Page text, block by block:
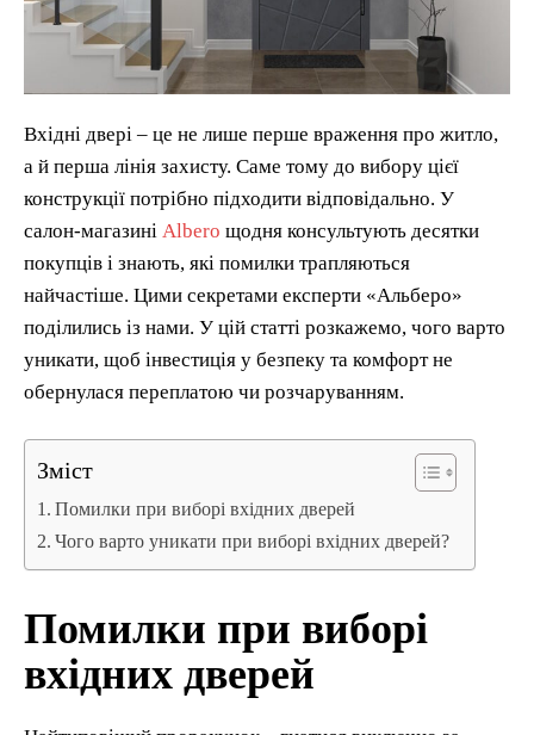
Вхідні двері – це не лише перше враження про житло,
а й перша лінія захисту. Саме тому до вибору цієї
конструкції потрібно підходити відповідально. У
салон-магазині Albero щодня консультують десятки
покупців і знають, які помилки трапляються
найчастіше. Цими секретами експерти «Альберо»
поділились із нами. У цій статті розкажемо, чого варто
уникати, щоб інвестиція у безпеку та комфорт не
обернулася переплатою чи розчаруванням.
Зміст
Помилки при виборі вхідних дверей
Чого варто уникати при виборі вхідних дверей?
Помилки при виборі
вхідних дверей